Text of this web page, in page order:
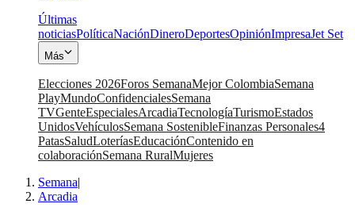
Últimas
noticiasPolíticaNaciónDineroDeportesOpiniónImpresaJet Set
Más
Elecciones 2026Foros SemanaMejor ColombiaSemana
PlayMundoConfidencialesSemana
TVGenteEspecialesArcadiaTecnologíaTurismoEstados
UnidosVehículosSemana SostenibleFinanzas Personales4
PatasSaludLoteríasEducaciónContenido en
colaboraciónSemana RuralMujeres
Semana|
Arcadia